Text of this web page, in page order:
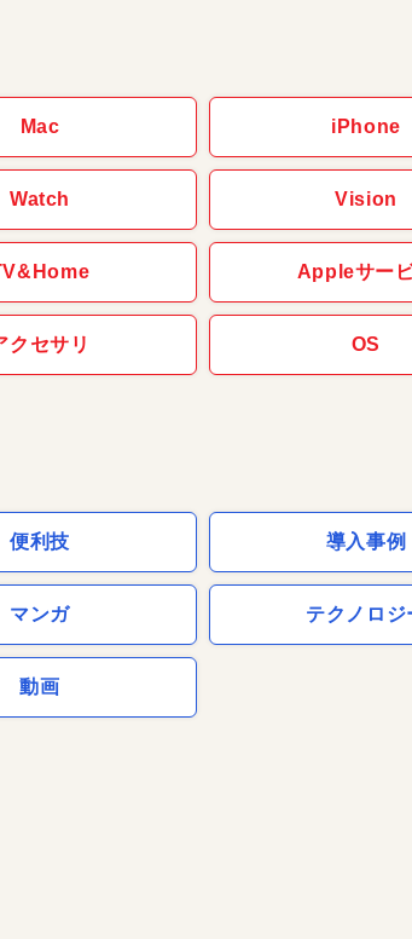
Mac iPhone
Watch Vision
Appleサー
クセサリ OS
便利技 導入事例
マンガ テクノロジ
動画